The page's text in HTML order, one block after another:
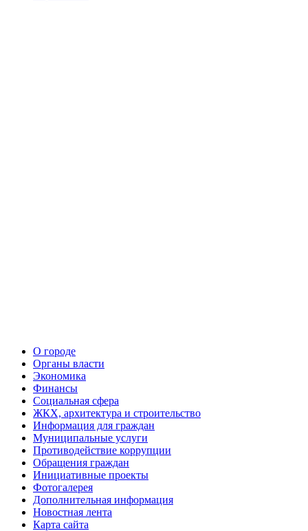
О городе
Органы власти
Экономика
Финансы
Социальная сфера
ЖКХ, архитектура и строительство
Информация для граждан
Муниципальные услуги
Противодействие коррупции
Обращения граждан
Инициативные проекты
Фотогалерея
Дополнительная информация
Новостная лента
Карта сайта